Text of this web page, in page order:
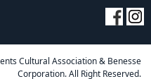
Cultural Association & Benesse
Corporation. All Right Reserved.